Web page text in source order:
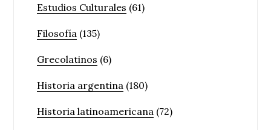
Estudios Culturales (61)
Filosofía (135)
Grecolatinos (6)
Historia argentina (180)
Historia latinoamericana (72)